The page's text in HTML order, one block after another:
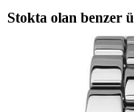
Stokta olan benzer